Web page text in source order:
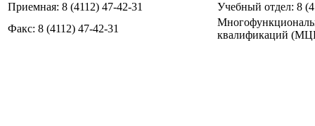
Приемная: 8 (4112) 47-42-31
Учебный отдел: 8
Факс: 8 (4112) 47-42-31
квалификаций